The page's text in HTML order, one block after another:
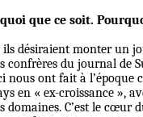
que ce soit.
ils désiraient monter un
confrères du journal de
nous ont fait à
en « ex-croissance »,
domaines. C’est le